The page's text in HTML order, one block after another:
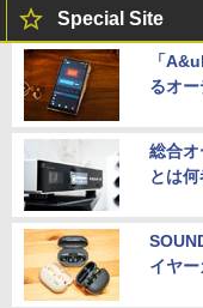
Special Site
「
るオ
総合
とは何
イヤ